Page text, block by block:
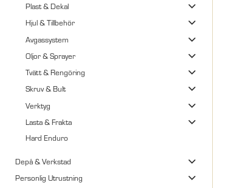
Plast & Dekal
Hjul & Tillbehör
Avgassystem
Oljor & Sprayer
Tvätt & Rengöring
Skruv & Bult
Verktyg
Lasta & Frakta
Hard Enduro
Depå & Verkstad
Personlig Utrustning